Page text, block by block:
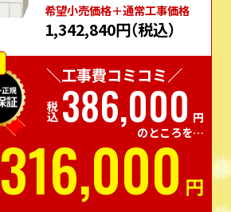
希望⼩売価格＋通常⼯事価格
1,342,840円（税込）
＼工事費コミコミ／
税込 386,000 円
のところを…
316,000 円